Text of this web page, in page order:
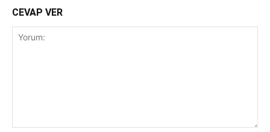
CEVAP VER